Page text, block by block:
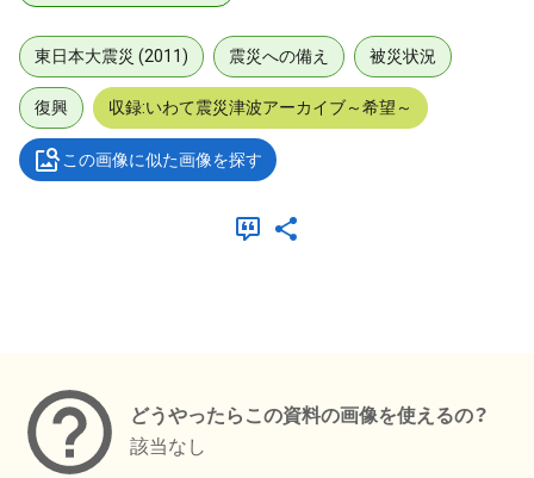
東日本大震災 (2011) 震災への備え 被災状況
復興 収録:いわて震災津波アーカイブ～希望～
この画像に似た画像を探す
どうやったらこの資料の画像を使えるの？
該当なし